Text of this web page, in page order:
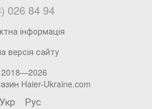
026 84 94
інформація
версія сайту
Haier-Ukraine.com
Укр Рус